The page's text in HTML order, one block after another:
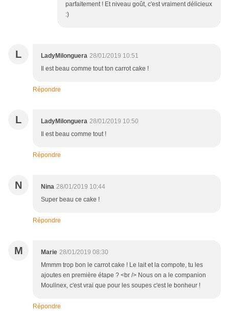
parfaitement ! Et niveau goût, c'est vraiment délicieux
:)
L LadyMilonguera 28/01/2019 10:51
Il est beau comme tout ton carrot cake !
Répondre
L LadyMilonguera 28/01/2019 10:50
Il est beau comme tout !
Répondre
N Nina 28/01/2019 10:44
Super beau ce cake !
Répondre
M Marie 28/01/2019 08:30
Mmmm trop bon le carrot cake ! Le lait et la compote, tu les
ajoutes en première étape ? <br /> Nous on a le companion
Moulinex, c'est vrai que pour les soupes c'est le bonheur !
Répondre